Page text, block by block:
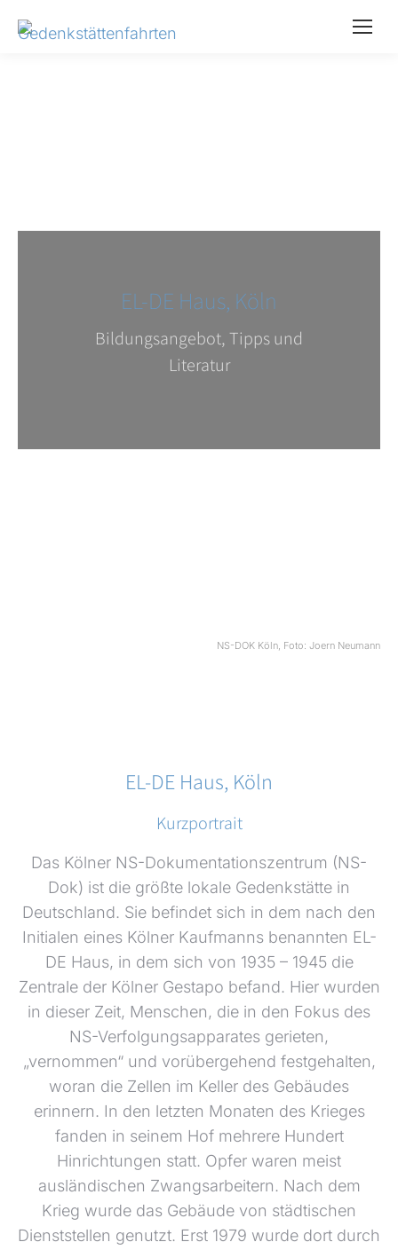
EL-DE Haus, Köln
Bildungsangebot, Tipps und
Literatur
NS-DOK Köln, Foto: Joern Neumann
EL-DE Haus, Köln
Kurzportrait
Das Kölner NS-Dokumentationszentrum (NS-
Dok) ist die größte lokale Gedenkstätte in
Deutschland. Sie befindet sich in dem nach den
Initialen eines Kölner Kaufmanns benannten EL-
DE Haus, in dem sich von 1935 – 1945 die
Zentrale der Kölner Gestapo befand. Hier wurden
in dieser Zeit, Menschen, die in den Fokus des
NS-Verfolgungsapparates gerieten,
„vernommen“ und vorübergehend festgehalten,
woran die Zellen im Keller des Gebäudes
erinnern. In den letzten Monaten des Krieges
fanden in seinem Hof mehrere Hundert
Hinrichtungen statt. Opfer waren meist
ausländischen Zwangsarbeitern. Nach dem
Krieg wurde das Gebäude von städtischen
Dienststellen genutzt. Erst 1979 wurde dort durch